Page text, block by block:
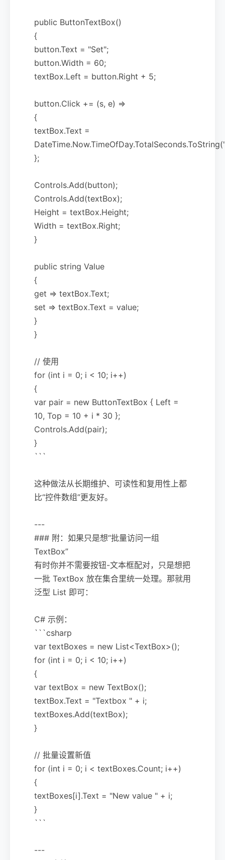
public ButtonTextBox()
{
button.Text = "Set";
button.Width = 60;
textBox.Left = button.Right + 5;
button.Click += (s, e) =>
{
textBox.Text =
};
Controls.Add(button);
Controls.Add(textBox);
Height = textBox.Height;
Width = textBox.Right;
}
public string Value
{
get => textBox.Text;
set => textBox.Text = value;
}
}
// 使用
for (int i = 0; i < 10; i++)
{
var pair = new ButtonTextBox { Left =
10, Top = 10 + i * 30 };
Controls.Add(pair);
}
```
这种做法从长期维护、可读性和复用性上都
比“控件数组”更友好。
---
### 附：如果只是想“批量访问一组
TextBox”
有时你并不需要按钮-文本框配对，只是想把
一批 TextBox 放在集合里统一处理。那就用
泛型 List 即可：
C# 示例：
```csharp
var textBoxes = new List<TextBox>();
for (int i = 0; i < 10; i++)
{
var textBox = new TextBox();
textBox.Text = "Textbox " + i;
textBoxes.Add(textBox);
}
// 批量设置新值
for (int i = 0; i < textBoxes.Count; i++)
{
textBoxes[i].Text = "New value " + i;
}
```
---